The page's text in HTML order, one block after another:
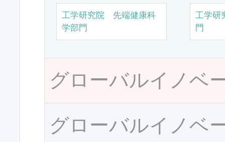
工学研究院 先端健康科
学部門
工学研
門
グローバルイノベ
グローバルイノベ